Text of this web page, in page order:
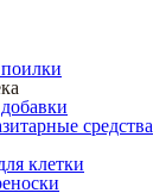
средства
клетки